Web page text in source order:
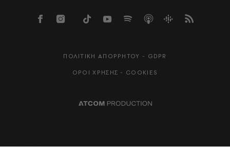
ΠΟΛΙΤΙΚΗ ΑΠΟΡΡΗΤΟΥ - GDPR
ΟΡΟΙ ΧΡΗΣΗΣ - COOKIES